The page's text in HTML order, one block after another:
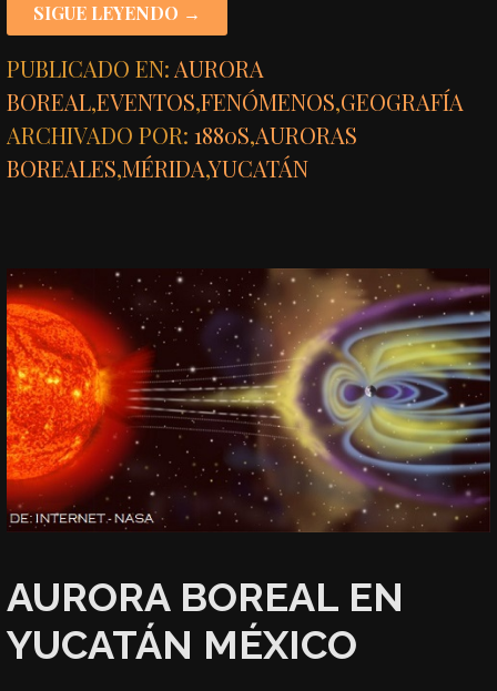
SIGUE LEYENDO →
PUBLICADO EN:AURORA
BOREAL,EVENTOS,FENÓMENOS,GEOGRAFÍA
ARCHIVADO POR:1880S,AURORAS
BOREALES,MÉRIDA,YUCATÁN
AURORA BOREAL EN
YUCATÁN MÉXICO